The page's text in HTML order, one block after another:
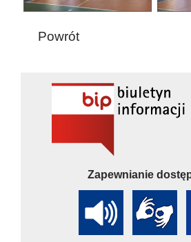
Powrót
Zapewnianie